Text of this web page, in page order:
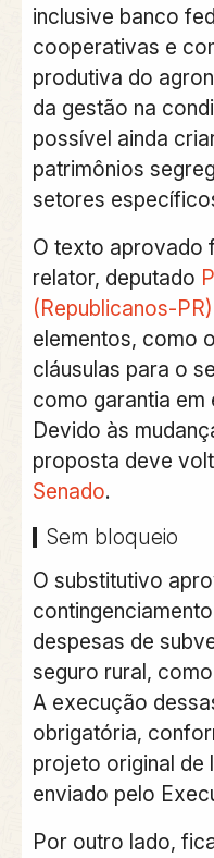
inclusive banco
cooperativas e
produtiva do
da gestão na
possível ainda
patrimônios
setores
O texto aprovado
relator, deputado
(Republicanos-PR)
elementos, como
cláusulas para o
como garantia em
Devido às
proposta deve
Senado.
Sem bloqueio
O substitutivo
despesas de
seguro rural,
A execução
obrigatória,
projeto original de
enviado pelo
Por outro lado,